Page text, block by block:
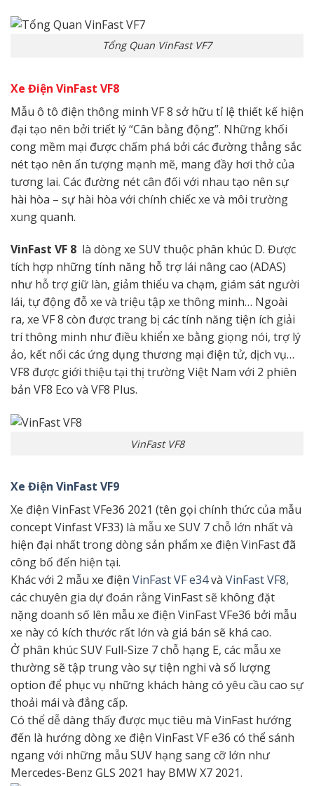
Tổng Quan VinFast VF7
Xe Điện VinFast VF8
Mẫu ô tô điện thông minh VF 8 sở hữu tỉ lệ thiết kế hiện
đại tạo nên bởi triết lý “Cân bằng động”. Những khối
cong mềm mại được chấm phá bởi các đường thẳng sắc
nét tạo nên ấn tượng mạnh mẽ, mang đầy hơi thở của
tương lai. Các đường nét cân đối với nhau tạo nên sự
hài hòa – sự hài hòa với chính chiếc xe và môi trường
xung quanh.
VinFast VF 8 là dòng xe SUV thuộc phân khúc D. Được
tích hợp những tính năng hỗ trợ lái nâng cao (ADAS)
như hỗ trợ giữ làn, giảm thiểu va chạm, giám sát người
lái, tự động đỗ xe và triệu tập xe thông minh… Ngoài
ra, xe VF 8 còn được trang bị các tính năng tiện ích giải
trí thông minh như điều khiển xe bằng giọng nói, trợ lý
ảo, kết nối các ứng dụng thương mại điện tử, dịch vụ…
VF8 được giới thiệu tại thị trường Việt Nam với 2 phiên
bản VF8 Eco và VF8 Plus.
VinFast VF8
Xe Điện VinFast VF9
Xe điện VinFast VFe36 2021 (tên gọi chính thức của mẫu
concept Vinfast VF33) là mẫu xe SUV 7 chỗ lớn nhất và
hiện đại nhất trong dòng sản phẩm xe điện VinFast đã
công bố đến hiện tại.
Khác với 2 mẫu xe điện VinFast VF e34và VinFast VF8,
các chuyên gia dự đoán rằng VinFast sẽ không đặt
nặng doanh số lên mẫu xe điện VinFast VFe36 bởi mẫu
xe này có kích thước rất lớn và giá bán sẽ khá cao.
Ở phân khúc SUV Full-Size 7 chỗ hạng E, các mẫu xe
thường sẽ tập trung vào sự tiện nghi và số lượng
option để phục vụ những khách hàng có yêu cầu cao sự
thoải mái và đẳng cấp.
Có thể dễ dàng thấy được mục tiêu mà VinFast hướng
đến là hướng dòng xe điện VinFast VF e36 có thể sánh
ngang với những mẫu SUV hạng sang cỡ lớn như
Mercedes-Benz GLS 2021 hay BMW X7 2021.